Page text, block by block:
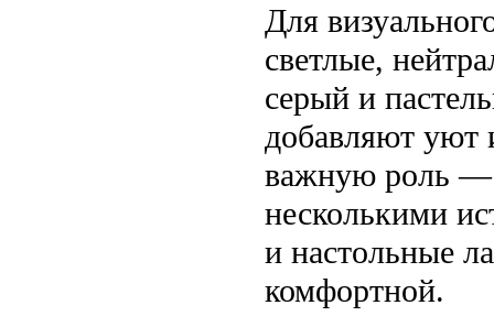
Для
светлые,
серый и
добавляют уют
важную роль —
несколькими
и настольные
комфортной.